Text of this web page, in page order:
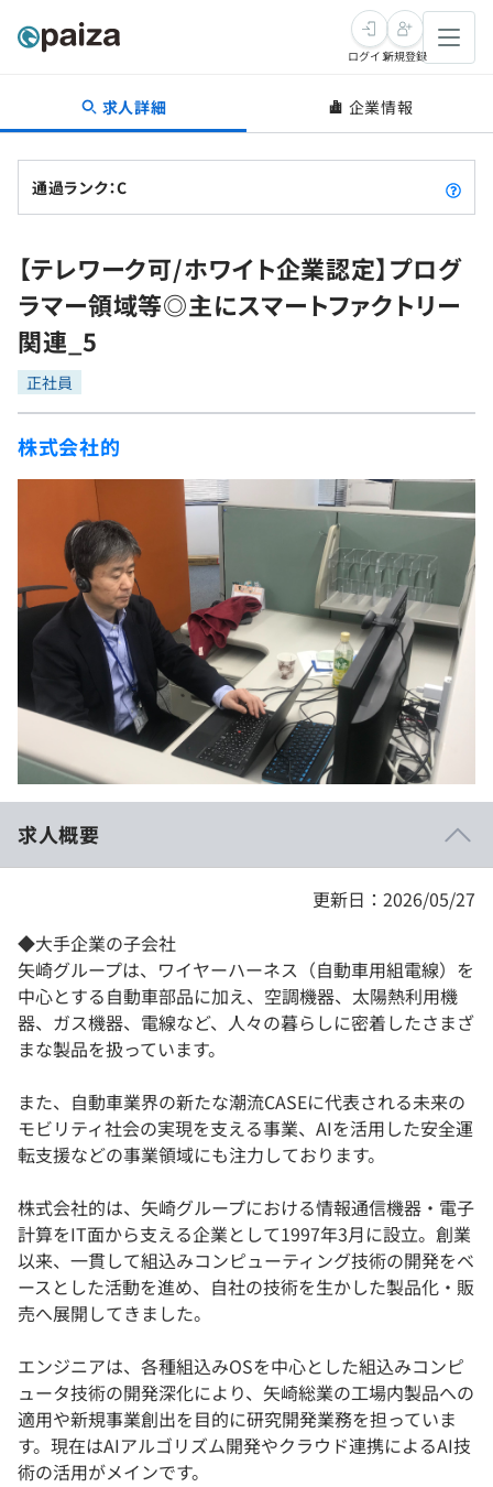
転職・キャリア
転職成功ガイド
転職エージェント
インタビュー
転職成功ガイド
新卒就活
求人検索
本選考
インターン
新卒エージェント
イベント・セミナー
インタビュー
就活成功ガイド
学習
問題集
4択課題
リファレンス
プラン
個人向けプラン
法人向けプラン
学校向けプラン
契約内容・クーポン
プログラミング言語
評価結果一覧
再チャレンジ結果一覧
ゲーム・マンガ
Tech Team Journal
paiza times
note
paizaとは？
ログイン新規登録
求人詳細 企業情報
通過ランク：C
【テレワーク可/ホワイト企業認定】プログ
ラマー領域等◎主にスマートファクトリー
関連_5
正社員
株式会社的
求人概要
更新日：2026/05/27
◆大手企業の子会社
矢崎グループは、ワイヤーハーネス（自動車用組電線）を
中心とする自動車部品に加え、空調機器、太陽熱利用機
器、ガス機器、電線など、人々の暮らしに密着したさまざ
まな製品を扱っています。
また、自動車業界の新たな潮流CASEに代表される未来の
モビリティ社会の実現を支える事業、AIを活用した安全運
転支援などの事業領域にも注力しております。
株式会社的は、矢崎グループにおける情報通信機器・電子
計算をIT面から支える企業として1997年3月に設立。創業
以来、一貫して組込みコンピューティング技術の開発をベ
ースとした活動を進め、自社の技術を生かした製品化・販
売へ展開してきました。
エンジニアは、各種組込みOSを中心とした組込みコンピ
ュータ技術の開発深化により、矢崎総業の工場内製品への
適用や新規事業創出を目的に研究開発業務を担っていま
す。現在はAIアルゴリズム開発やクラウド連携によるAI技
術の活用がメインです。